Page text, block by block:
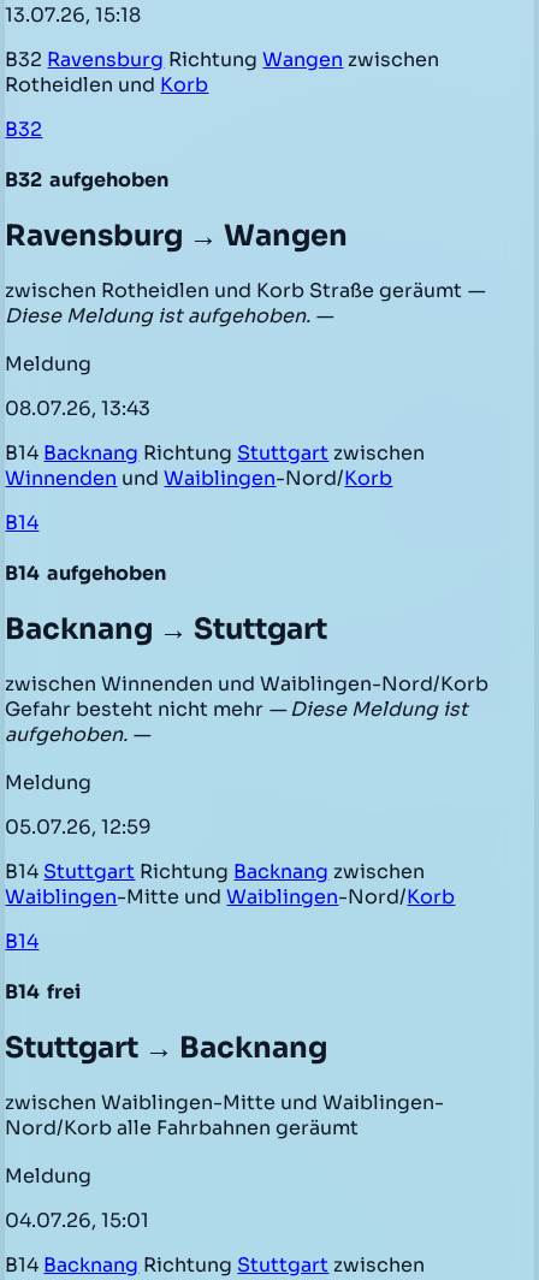
13.07.26, 15:18
B32 Ravensburg RichtungWangen zwischen
Rotheidlen und Korb
B32
B32 aufgehoben
Ravensburg → Wangen
zwischen Rotheidlen und Korb Straße geräumt —
Diese Meldung ist aufgehoben. —
Meldung
08.07.26, 13:43
B14 Backnang Richtung Stuttgart zwischen
Winnenden undWaiblingen-Nord/Korb
B14
B14 aufgehoben
Backnang → Stuttgart
zwischen Winnenden und Waiblingen-Nord/Korb
Gefahr besteht nicht mehr — Diese Meldung ist
aufgehoben. —
Meldung
05.07.26, 12:59
B14 Stuttgart Richtung Backnang zwischen
Waiblingen-Mitte undWaiblingen-Nord/Korb
B14
B14 frei
Stuttgart → Backnang
zwischen Waiblingen-Mitte und Waiblingen-
Nord/Korb alle Fahrbahnen geräumt
Meldung
04.07.26, 15:01
B14 Backnang Richtung Stuttgart zwischen